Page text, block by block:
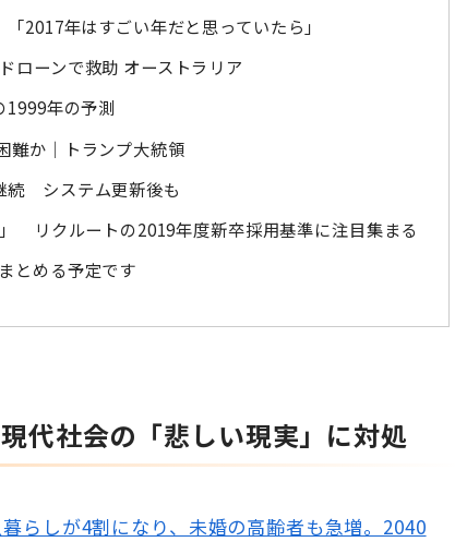
2017年はすごい年だと思っていたら」
ローンで救助 オーストラリア
1999年の予測
難か｜トランプ大統領
続 システム更新後も
リクルートの2019年度新卒採用基準に注目集まる
とめる予定です
代社会の「悲しい現実」に対処
暮らしが4割になり、未婚の高齢者も急増。2040